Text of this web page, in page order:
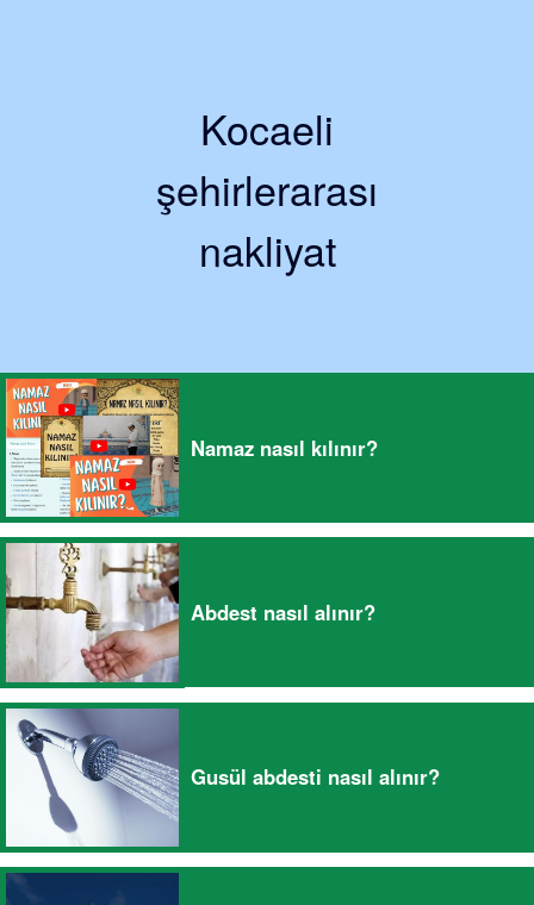
Kocaeli
şehirlerarası
nakliyat
Namaz nasıl kılınır?
Abdest nasıl alınır?
Gusül abdesti nasıl alınır?